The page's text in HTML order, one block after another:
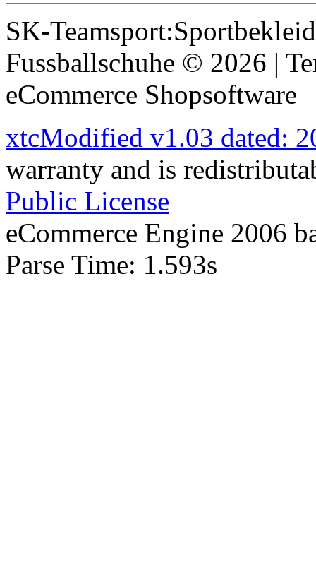
SK-
Fussballschuhe © 2026 |
eCommerce Shopsoftware
xtcModified v1.03 dated:
warranty and is
Public License
eCommerce Engine 2006
Parse Time: 1.593s